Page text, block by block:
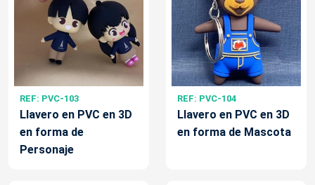
REF: PVC-103
Llavero en PVC en 3D
en forma de
Personaje
REF: PVC-104
Llavero en PVC en 3D
en forma de Mascota